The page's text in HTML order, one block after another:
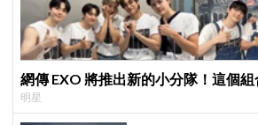
網傳 EXO 將推出新的小分隊！這個
明星